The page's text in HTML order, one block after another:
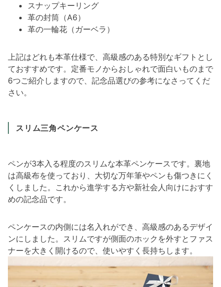
スナップキーリング
革の封筒（A6）
革の一輪花（ガーベラ）
上記はどれも本革仕様で、高級感のある特別なギフトとし
ておすすめです。定番モノからおしゃれで面白いものまで
6つご紹介しますので、記念品選びの参考になさってくだ
さい。
スリム三角ペンケース
ペンが3本入る程度のスリムな本革ペンケースです。裏地
は高級布を使っており、大切な万年筆やペンも傷つきにく
くしました。これから進学する方や新社会人向けにおすす
めの記念品です。
ペンケースの内側には名入れができ、高級感のあるデザイ
ンにしました。スリムですが側面のホックを外すとファス
ナーを大きく開けるので、使いやすく長持ちします。